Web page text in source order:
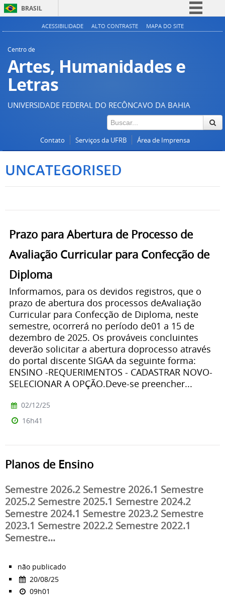
BRASIL
Simplifique!
Acesso à informação
Canais
ACESSIBILIDADE ALTO CONTRASTE MAPA DO SITE
Centro de
Artes, Humanidades e
Letras
UNIVERSIDADE FEDERAL DO RECÔNCAVO DA BAHIA
Contato Serviços da UFRB Área de Imprensa
UNCATEGORISED
Prazo para Abertura de Processo de
Avaliação Curricular para Confecção de
Diploma
Informamos, para os devidos registros, que o
prazo de abertura dos processos deAvaliação
Curricular para Confecção de Diploma, neste
semestre, ocorrerá no período de01 a 15 de
dezembro de 2025. Os prováveis concluintes
deverão solicitar a abertura doprocesso através
do portal discente SIGAA da seguinte forma:
ENSINO -REQUERIMENTOS - CADASTRAR NOVO-
SELECIONAR A OPÇÃO.Deve-se preencher...
02/12/25
16h41
Planos de Ensino
Semestre 2026.2 Semestre 2026.1 Semestre
2025.2 Semestre 2025.1 Semestre 2024.2
Semestre 2024.1 Semestre 2023.2 Semestre
2023.1 Semestre 2022.2 Semestre 2022.1
Semestre...
não publicado
20/08/25
09h01